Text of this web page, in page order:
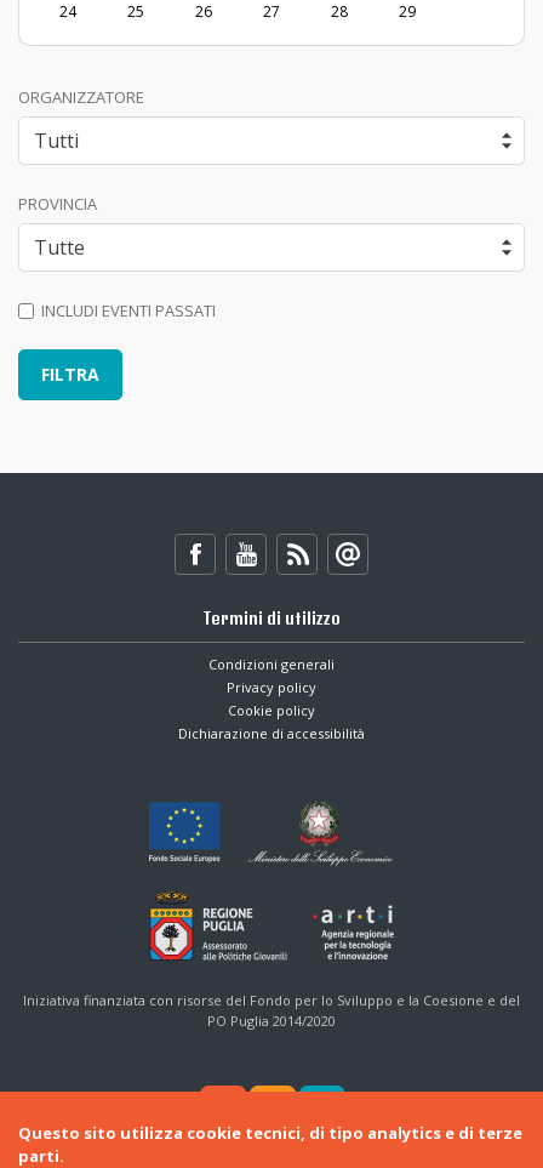
24
25 26 27 28 29
ORGANIZZATORE
PROVINCIA
INCLUDI EVENTI PASSATI
Termini di utilizzo
Condizioni generali
Privacy policy
Cookie policy
Dichiarazione di accessibilità
Iniziativa finanziata con risorse del Fondo per lo Sviluppo e la Coesione e del
PO Puglia 2014/2020
Questo sito utilizza cookie tecnici, di tipo analytics e di terze
parti.